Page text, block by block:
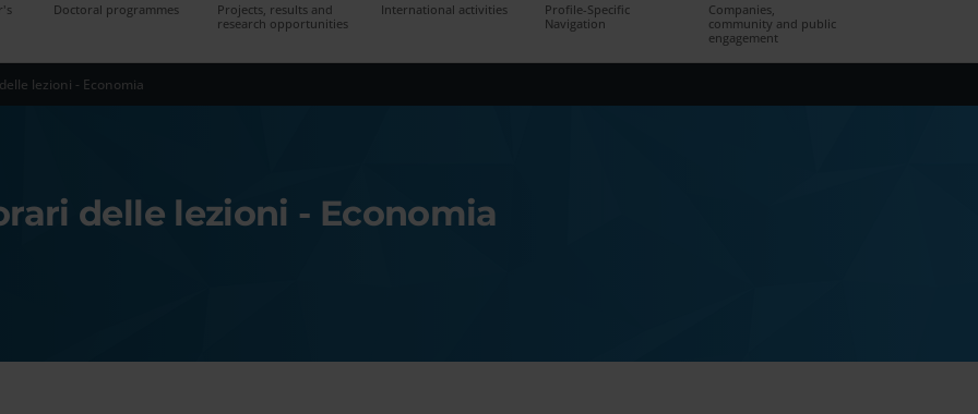
Doctoral programmes
Projects, results and
research opportunities
International activities
Profile-Specific
Navigation
Companies,
community and public
engagement
lezioni - Economia
delle lezioni - Economia